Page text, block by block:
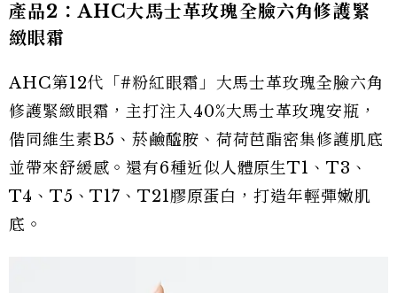
產品2：AHC大馬士革玫瑰全臉六角修護緊
緻眼霜
AHC第12代「#粉紅眼霜」大馬士革玫瑰全臉六角
修護緊緻眼霜，主打注入40%大馬士革玫瑰安瓶，
偕同維生素B5、菸鹼醯胺、荷荷芭酯密集修護肌底
並帶來舒緩感。還有6種近似人體原生T1、T3、
T4、T5、T17、T21膠原蛋白，打造年輕彈嫩肌
底。